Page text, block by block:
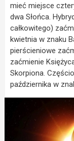
mieć miejsce
dwa Słońca.
całkowitego)
kwietnia w znaku
pierścieniowe
zaćmienie
Skorpiona.
października w